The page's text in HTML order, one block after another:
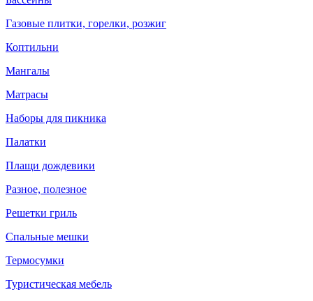
Газовые плитки, горелки, розжиг
Коптильни
Мангалы
Матрасы
Наборы для пикника
Палатки
Плащи дождевики
Разное, полезное
Решетки гриль
Спальные мешки
Термосумки
Туристическая мебель